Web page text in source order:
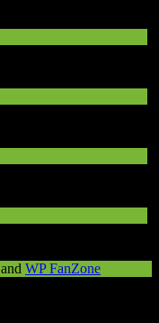
and WP FanZone